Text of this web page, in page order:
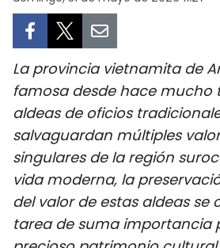
SALUD -
CULTURA -
DEPORTES
VIAJES
La provincia vietnamita de
famosa desde hace mucho
aldeas de oficios
salvaguardan múltiples
singulares de la región
vida moderna, la
del valor de estas aldeas se
tarea de suma importancia